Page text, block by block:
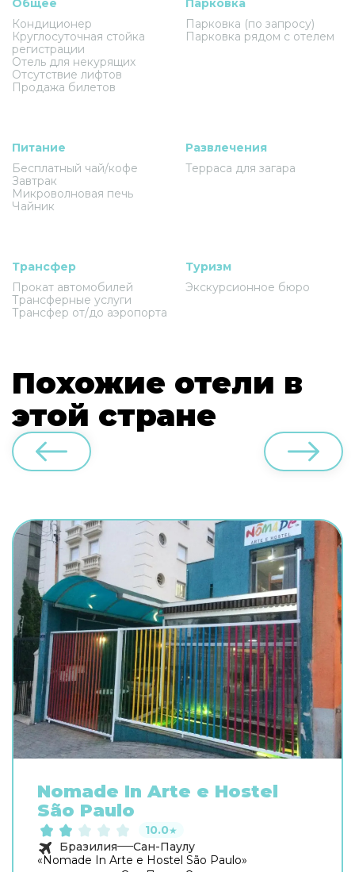
Общее
Кондиционер
Круглосуточная стойка
регистрации
Отель для некурящих
Отсутствие лифтов
Продажа билетов
Парковка
Парковка (по запросу)
Парковка рядом с отелем
Питание
Бесплатный чай/кофе
Завтрак
Микроволновая печь
Чайник
Развлечения
Терраса для загара
Трансфер
Прокат автомобилей
Трансферные услуги
Трансфер от/до аэропорта
Туризм
Экскурсионное бюро
Похожие отели в
этой стране
Nomade In Arte e Hostel
São Paulo
10.0★
Бразилия
Сан-Паулу
«Nomade In Arte e Hostel São Paulo»